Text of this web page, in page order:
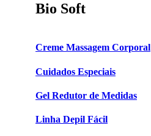
Bio Soft
Creme Massagem Corporal
Cuidados Especiais
Gel Redutor de Medidas
Linha Depil Fácil